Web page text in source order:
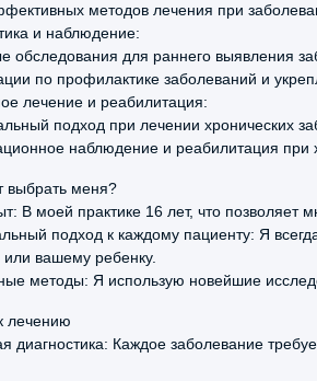
методов лечения при
и наблюдение:
обследования для раннего выявления
по профилактике заболеваний и
лечение и реабилитация:
подход при лечении хронических
наблюдение и реабилитация при
выбрать меня?
В моей практике 16 лет, что
подход к каждому пациенту: Я
вашему ребенку.
методы: Я использую новейшие
лечению
диагностика: Каждое заболевание
записался к неврологу
с 40 летним стажем с
болями с результатами
Назначила
для выявления
заболевания и в итоге
к неврологу в окружном
лечение было подобрано
Екатерина